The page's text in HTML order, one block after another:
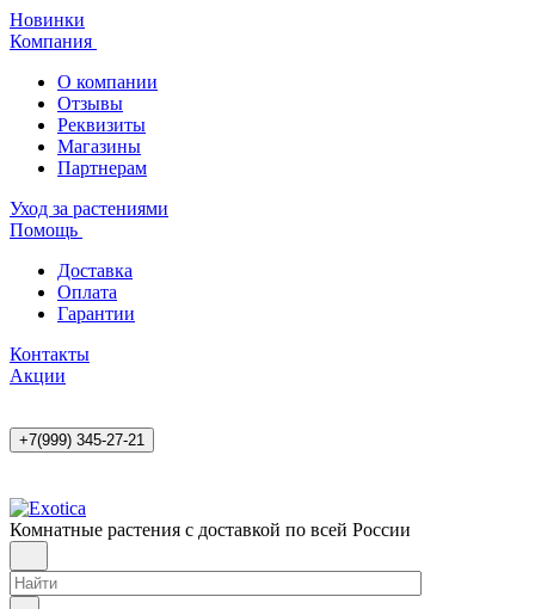
Новинки
Компания
О компании
Отзывы
Реквизиты
Магазины
Партнерам
Уход за растениями
Помощь
Доставка
Оплата
Гарантии
Контакты
Акции
+7(999) 345-27-21
Комнатные растения с доставкой по всей России